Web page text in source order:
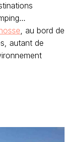
, au bord de
autant de